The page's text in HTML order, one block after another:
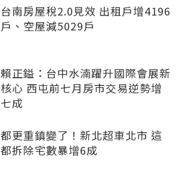
台南房屋稅2.0見效 出租戶增4196
戶、空屋減5029戶
賴正鎰：台中水湳躍升國際會展新
核心 西屯前七月房市交易逆勢增
七成
都更重鎮變了！新北超車北市 這
都拆除宅數暴增6成